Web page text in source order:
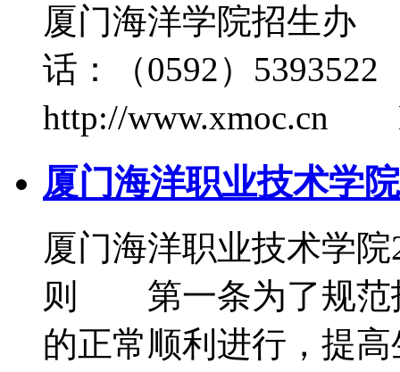
厦门海洋学院招生
话：（0592）
http://www.xmoc.cn
厦门海洋职业技术学
厦门海洋职业技术学
则 第一条为了规范
的正常顺利进行，提